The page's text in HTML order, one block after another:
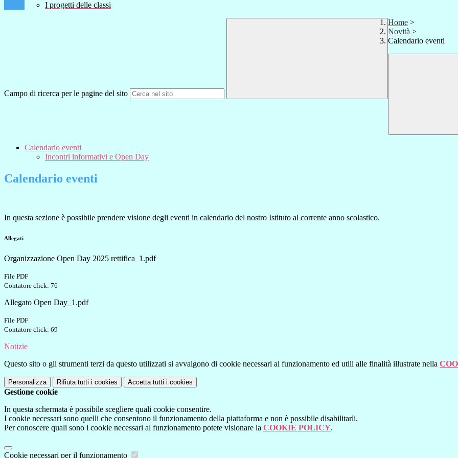
I progetti delle classi
Campo di ricerca per le pagine del sito
Home >
Novità >
Calendario eventi
Calendario eventi
Incontri informativi e Open Day
Calendario eventi
In questa sezione è possibile prendere visione degli eventi in calendario del nostro Istituto al corrente anno scolastico.
Allegati
Organizzazione Open Day 2025 rettifica_1.pdf
File PDF
Contatore click: 76
Allegato Open Day_1.pdf
File PDF
Contatore click: 69
Notizie
Questo sito o gli strumenti terzi da questo utilizzati si avvalgono di cookie necessari al funzionamento ed utili alle finalità illustrate nella
Personalizza Rifiuta tutti i cookies Accetta tutti i cookies
Gestione cookie
In questa schermata è possibile scegliere quali cookie consentire.
I cookie necessari sono quelli che consentono il funzionamento della piattaforma e non è possibile disabilitarli.
Per conoscere quali sono i cookie necessari al funzionamento potete visionare la COOKIE POLICY.
Cookie necessari per il funzionamento